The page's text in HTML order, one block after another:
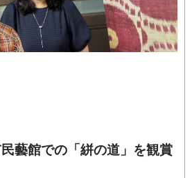
民藝館での「絣の道」を観賞